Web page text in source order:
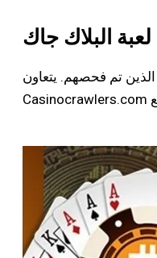
البلاك جاك
تم فحصهم. يتعاون